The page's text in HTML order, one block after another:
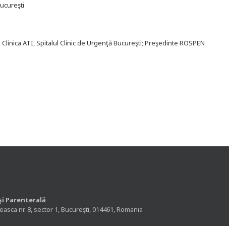
ATI, Spitalul Clinic de Urgenţă Bucureşti; Preşedinte ROSPEN
Parenterală
nr. 8, sector 1, Bucureşti, 014461, Romania